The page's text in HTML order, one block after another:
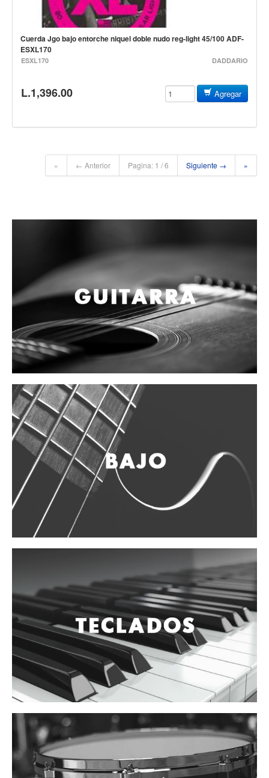
Cuerdas
Guitarra Metal
Guitarra Nylon
Bajo
Otros instrumentos de Cuerdas
Cuerda Jgo bajo entorche niquel doble nudo reg-light 45/100 ADF-
ESXL170
ESXL170 DADDARIO
L.1,396.00 Agregar
« ← Anterior Pagina: 1 / 6 Siguiente → »